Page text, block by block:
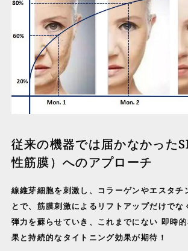
従来の機器では届かなかった
性筋膜）へのアプローチ
線維芽細胞を刺激し、コラーゲンやエスタチ
とで、筋膜刺激によるリフトアップだけでな
弾力を蘇らせていき、これまでにない 即時
果と持続的なタイトニング効果が期待！